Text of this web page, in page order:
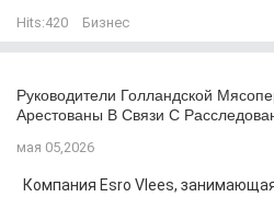
Hits:420 Бизнес
Руководители Голландской
Арестованы В Связи С
мая 05,2026
Компания Esro Vlees,